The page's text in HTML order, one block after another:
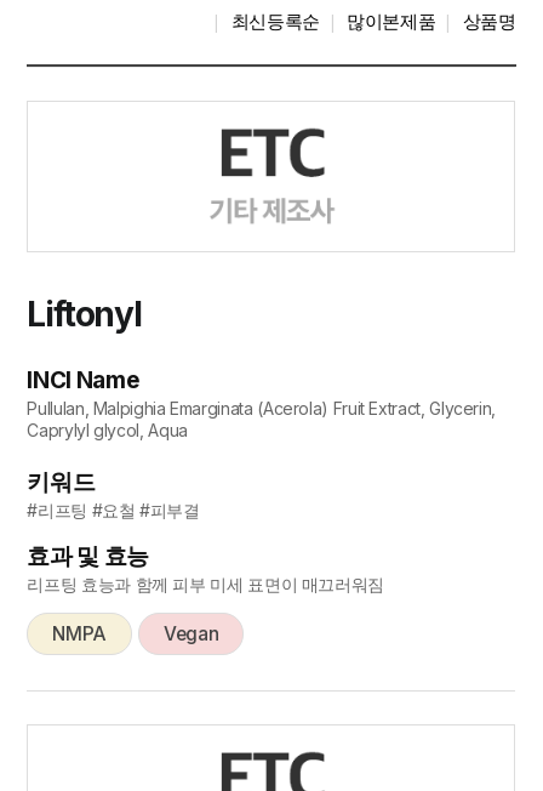
최신등록순 많이본제품 상품명
Liftonyl
INCI Name
Pullulan, Malpighia Emarginata (Acerola) Fruit Extract, Glycerin,
Caprylyl glycol, Aqua
키워드
#리프팅 #요철 #피부결
효과 및 효능
리프팅 효능과 함께 피부 미세 표면이 매끄러워짐
NMPA Vegan